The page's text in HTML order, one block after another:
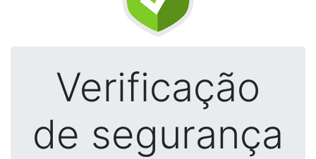
Verificação
de segurança